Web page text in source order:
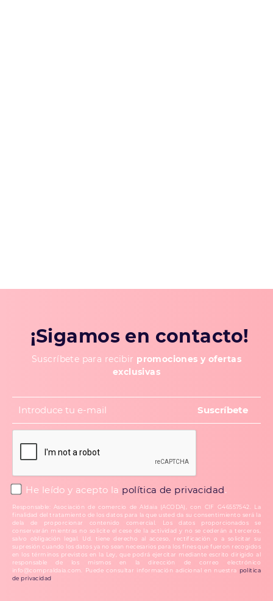
¡Sigamos en contacto!
Suscríbete para recibir promociones y ofertas
exclusivas
He leído y acepto la política de privacidad.
Responsable: Asociación de comercio de Aldaia (ACODA), con CIF G46557542. La
finalidad del tratamiento de los datos para la que usted da su consentimiento será la
dela de proporcionar contenido comercial. Los datos proporcionados se
conservarán mientras no solicite el cese de la actividad y no se cederán a terceros,
salvo obligación legal. Ud. tiene derecho al acceso, rectificación o a solicitar su
supresión cuando los datos ya no sean necesarios para los fines que fueron recogidos
en los términos previstos en la Ley, que podrá ejercitar mediante escrito dirigido al
responsable de los mismos en la dirección de correo electrónico
info@compraldaia.com. Puede consultar información adicional en nuestra política
de privacidad.